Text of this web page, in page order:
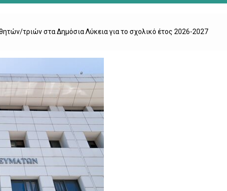
τριών στα Δημόσια Λύκεια για το σχολικό έτος 2026-2027